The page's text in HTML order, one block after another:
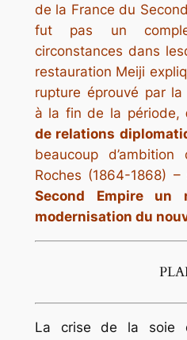
de la France du
fut pas un
circonstances dans
restauration Meiji
rupture éprouvé par
à la fin de la période,
de relations
beaucoup
Roches (1864-1868) –
Second Empire
modernisation du
La crise de la soie